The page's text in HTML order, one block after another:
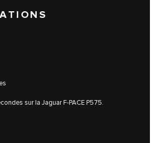
sur la Jaguar F-PACE P575.